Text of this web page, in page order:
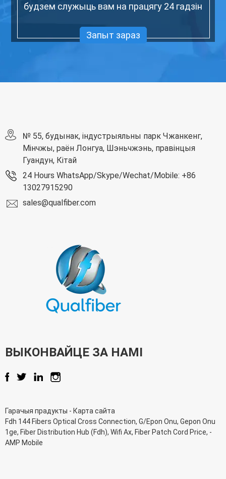
будзем служыць вам на працягу 24 гадзін
Запыт зараз
№ 55, будынак, індустрыяльны парк Чжанкенг,
Мінчжы, раён Лонгуа, Шэньчжэнь, правінцыя
Гуандун, Кітай
24 Hours WhatsApp/Skype/Wechat/Mobile: +86
13027915290
sales@qualfiber.com
ВЫКОНВАЙЦЕ ЗА НАМІ
Гарачыя прадукты - Карта сайта
Fdh 144 Fibers Optical Cross Connection, G/Epon Onu, Gepon Onu
1ge, Fiber Distribution Hub (Fdh), Wifi Ax, Fiber Patch Cord Price, -
AMP Mobile